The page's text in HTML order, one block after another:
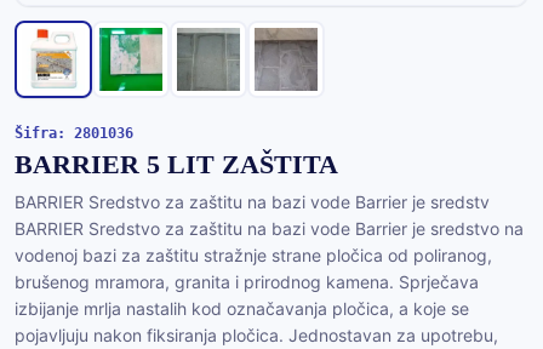
Šifra: 2801036
BARRIER 5 LIT ZAŠTITA
BARRIER Sredstvo za zaštitu na bazi vode Barrier je sredstv
BARRIER Sredstvo za zaštitu na bazi vode Barrier je sredstvo na
vodenoj bazi za zaštitu stražnje strane pločica od poliranog,
brušenog mramora, granita i prirodnog kamena. Sprječava
izbijanje mrlja nastalih kod označavanja pločica, a koje se
pojavljuju nakon fiksiranja pločica. Jednostavan za upotrebu,